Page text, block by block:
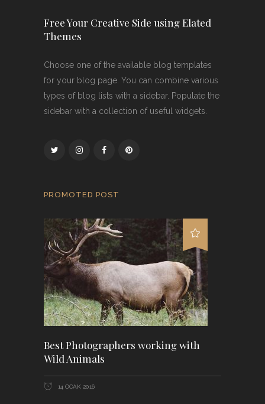
Free Your Creative Side using Elated
Themes
Choose one of the available blog templates
for your blog page. You can combine various
types of blog lists with a sidebar. Populate the
sidebar with a collection of useful widgets.
PROMOTED POST
Best Photographers working with
Wild Animals
14 OCAK 2016